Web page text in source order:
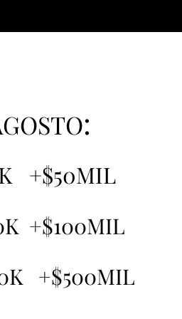
:
+$50MIL
+$100MIL
+$500MIL